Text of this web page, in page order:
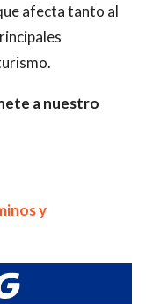
afecta tanto al
a nuestro
y